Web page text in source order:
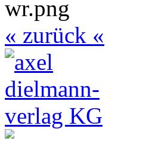
« zurück «